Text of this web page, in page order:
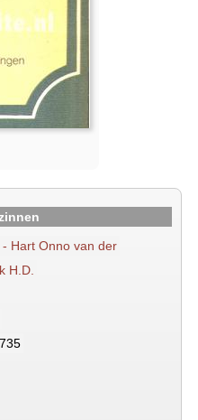
- Hart Onno van der
H.D.